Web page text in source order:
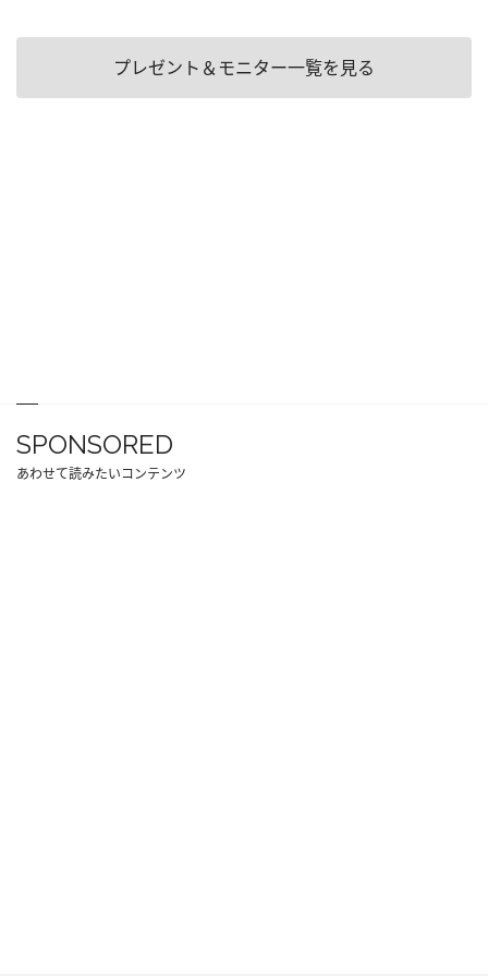
プレゼント＆モニター一覧を見る
SPONSORED
あわせて読みたいコンテンツ